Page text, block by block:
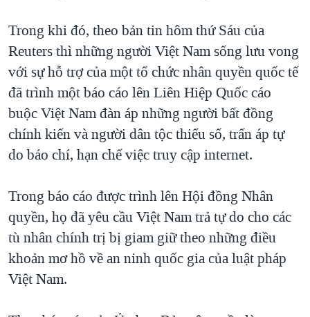
Trong khi đó, theo bản tin hôm thứ Sáu của
Reuters thì những người Việt Nam sống lưu vong
với sự hỗ trợ của một tổ chức nhân quyền quốc tế
đã trình một báo cáo lên Liên Hiệp Quốc cáo
buộc Việt Nam đàn áp những người bất đồng
chính kiến và người dân tộc thiểu số, trấn áp tự
do báo chí, hạn chế việc truy cập internet.
Trong báo cáo được trình lên Hội đồng Nhân
quyền, họ đã yêu cầu Việt Nam trả tự do cho các
tù nhân chính trị bị giam giữ theo những điều
khoản mơ hồ về an ninh quốc gia của luật pháp
Việt Nam.